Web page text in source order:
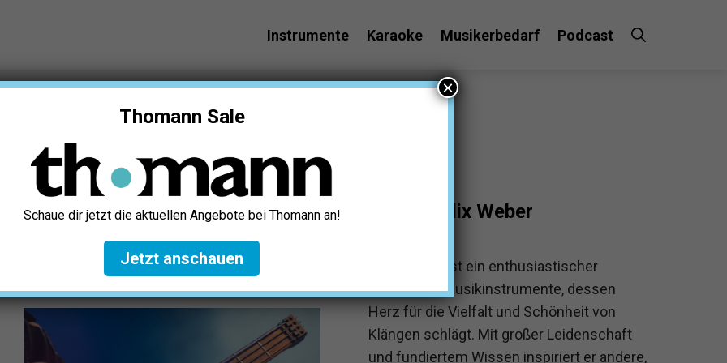
Instrumente Karaoke Musikerbedarf Podcast
Die 5 besten
u.a. auf ausgewählte Online-Shops und Partner,
Felix Weber
Felix Weber ist ein enthusiastischer
Experte für Musikinstrumente, dessen
Herz für die Vielfalt und Schönheit von
Klängen schlägt. Mit großer Leidenschaft
und fundiertem Wissen inspiriert er andere,
Thomann Sale
Schaue dir jetzt die aktuellen Angebote bei Thomann an!
Jetzt anschauen
×